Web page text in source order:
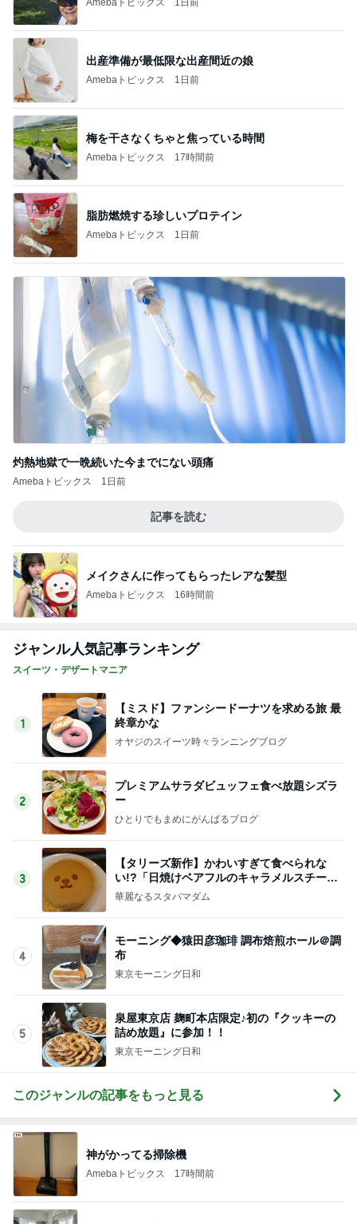
出産準備が最低限な出産間近の娘
Amebaトピックス 1日前
梅を干さなくちゃと焦っている時間
Amebaトピックス 17時間前
脂肪燃焼する珍しいプロテイン
Amebaトピックス 1日前
灼熱地獄で一晩続いた今までにない頭痛
Amebaトピックス 1日前
記事を読む
メイクさんに作ってもらったレアな髪型
Amebaトピックス 16時間前
ジャンル人気記事ランキング
スイーツ・デザートマニア
1
【ミスド】ファンシードーナツを求める旅 最
終章かな
オヤジのスイーツ時々ランニングブログ
2
プレミアムサラダビュッフェ食べ放題シズラ
ー
ひとりでもまめにがんばるブログ
3
【タリーズ新作】かわいすぎて食べられな
い!?「日焼けベアフルのキャラメルスチーム
ケーキ」を実食
華麗なるスタバマダム
4
モーニング◆猿田彦珈琲 調布焙煎ホール＠調
布
東京モーニング日和
5
泉屋東京店 麹町本店限定♪初の『クッキーの
詰め放題』に参加！！
東京モーニング日和
このジャンルの記事をもっと見る
神がかってる掃除機
Amebaトピックス 17時間前